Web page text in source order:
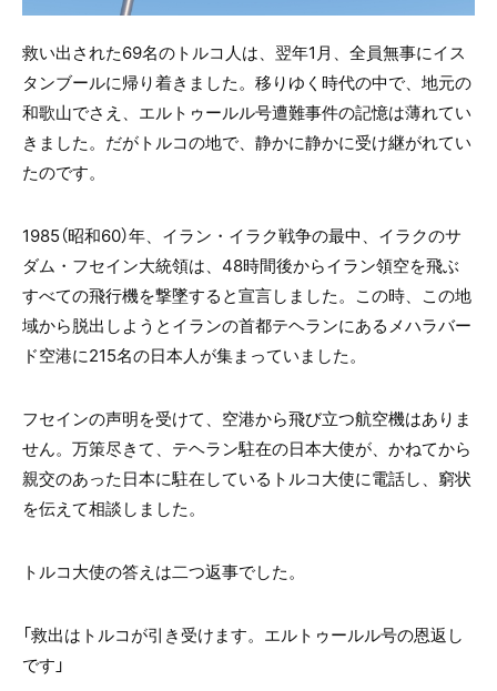
救い出された69名のトルコ人は、翌年1月、全員無事にイス
タンブールに帰り着きました。移りゆく時代の中で、地元の
和歌山でさえ、エルトゥールル号遭難事件の記憶は薄れてい
きました。だがトルコの地で、静かに静かに受け継がれてい
たのです。
1985（昭和60）年、イラン・イラク戦争の最中、イラクのサ
ダム・フセイン大統領は、48時間後からイラン領空を飛ぶ
すべての飛行機を撃墜すると宣言しました。この時、この地
域から脱出しようとイランの首都テヘランにあるメハラバー
ド空港に215名の日本人が集まっていました。
フセインの声明を受けて、空港から飛び立つ航空機はありま
せん。万策尽きて、テヘラン駐在の日本大使が、かねてから
親交のあった日本に駐在しているトルコ大使に電話し、窮状
を伝えて相談しました。
トルコ大使の答えは二つ返事でした。
「救出はトルコが引き受けます。エルトゥールル号の恩返し
です」